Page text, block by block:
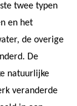
twee typen
en het
de overige
De
natuurlijke
veranderde